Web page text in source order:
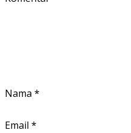
Nama *
Email *